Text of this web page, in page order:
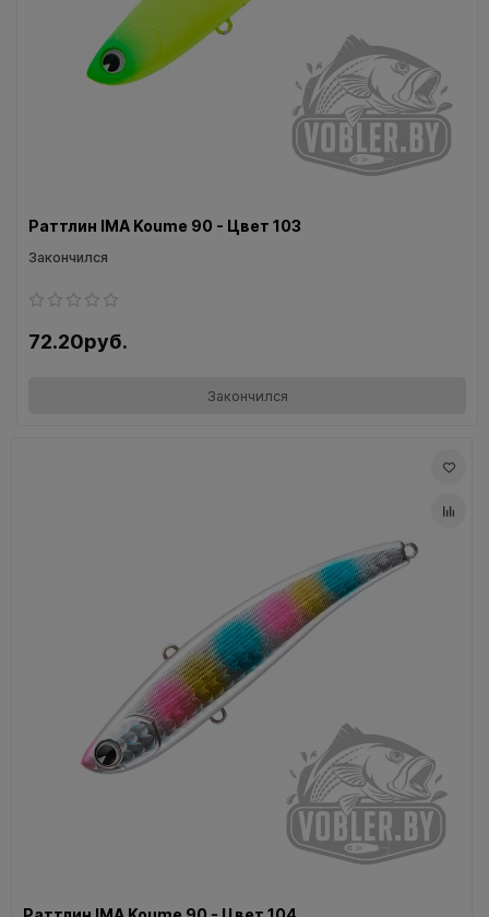
Раттлин IMA Koume 90 - Цвет 103
Закончился
72.20руб.
Закончился